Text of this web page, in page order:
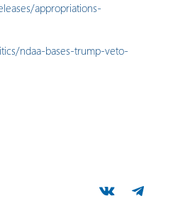
appropriations-
ndaa-bases-trump-veto-